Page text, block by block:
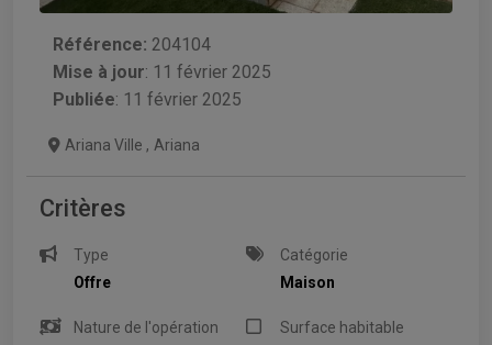
Référence: 204104
Mise à jour: 11 février 2025
Publiée: 11 février 2025
Ariana Ville , Ariana
Critères
Type
Offre
Catégorie
Maison
Nature de l'opération
Surface habitable